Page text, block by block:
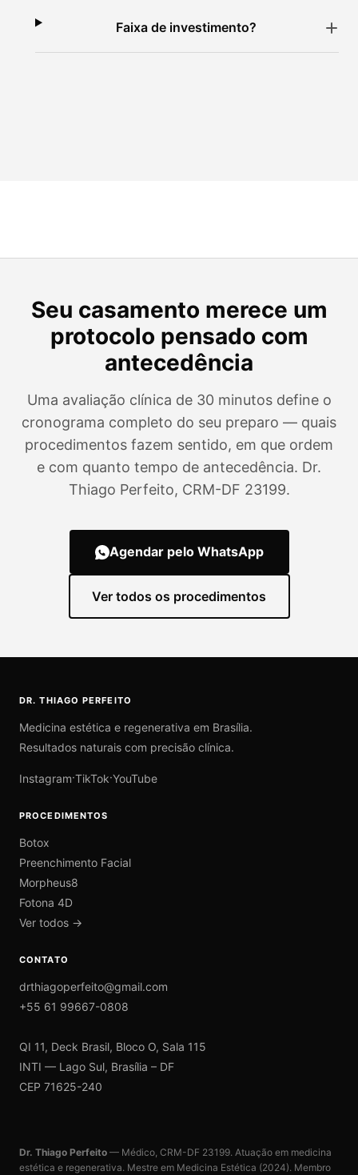
Faixa de investimento?
Seu casamento merece um
protocolo pensado com
antecedência
Uma avaliação clínica de 30 minutos define o
cronograma completo do seu preparo — quais
procedimentos fazem sentido, em que ordem
e com quanto tempo de antecedência. Dr.
Thiago Perfeito, CRM-DF 23199.
Agendar pelo WhatsApp
Ver todos os procedimentos
DR. THIAGO PERFEITO
Medicina estética e regenerativa em Brasília.
Resultados naturais com precisão clínica.
Instagram·TikTok·YouTube
PROCEDIMENTOS
Botox
Preenchimento Facial
Morpheus8
Fotona 4D
Ver todos →
CONTATO
drthiagoperfeito@gmail.com
+55 61 99667-0808
QI 11, Deck Brasil, Bloco O, Sala 115
INTI — Lago Sul, Brasília – DF
CEP 71625-240
Dr. Thiago Perfeito — Médico, CRM-DF 23199. Atuação em medicina
estética e regenerativa. Mestre em Medicina Estética (2024). Membro